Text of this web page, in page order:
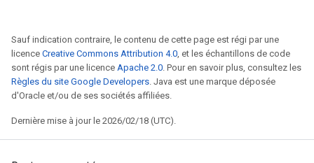
Sauf indication contraire, le contenu de cette page est régi par une
licence Creative Commons Attribution 4.0, et les échantillons de code
sont régis par une licence Apache 2.0. Pour en savoir plus, consultez les
Règles du site Google Developers. Java est une marque déposée
d'Oracle et/ou de ses sociétés affiliées.
Dernière mise à jour le 2026/02/18 (UTC).